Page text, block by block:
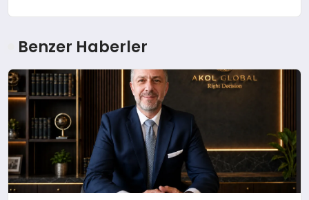
Benzer Haberler